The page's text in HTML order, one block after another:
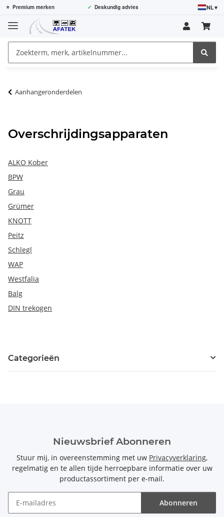
⭐ Premium merken ✓ Deskundig advies NL▾
Aanhangeronderdelen
Overschrijdingsapparaten
ALKO Kober
BPW
Grau
Grümer
KNOTT
Peitz
Schlegl
WAP
Westfalia
Balg
DIN trekogen
Categorieën
Nieuwsbrief Abonneren
Stuur mij, in overeenstemming met uw Privacyverklaring,
regelmatig en te allen tijde herroepbare informatie over uw
productassortiment per e-mail.
Abonneren